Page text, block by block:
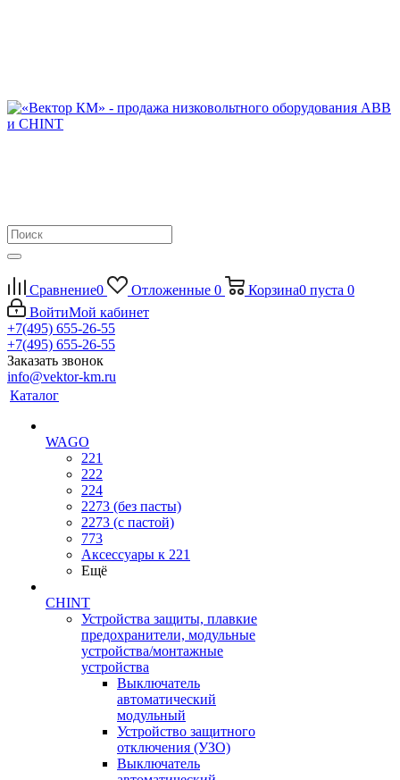
Сравнение0 Отложенные 0 Корзина0 пуста 0
ВойтиМой кабинет
+7(495) 655-26-55
+7(495) 655-26-55
Заказать звонок
info@vektor-km.ru
Каталог
WAGO
221
222
224
2273 (без пасты)
2273 (с пастой)
773
Аксессуары к 221
Ещё
CHINT
Устройства защиты, плавкие
предохранители, модульные
устройства/монтажные
устройства
Выключатель
автоматический
модульный
Устройство защитного
отключения (УЗО)
Выключатель